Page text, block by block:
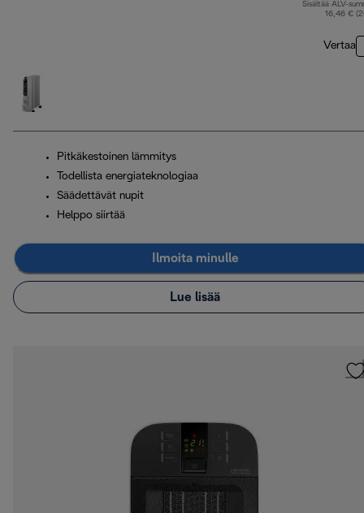
Sisältää ALV-
16,46 €
Vertaa
Pitkäkestoinen lämmitys
Todellista energiateknologiaa
Säädettävät nupit
Helppo siirtää
Ilmoita minulle
Lue lisää